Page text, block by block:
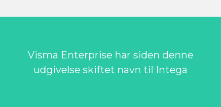
Visma Enterprise har siden denne
udgivelse skiftet navn til Intega